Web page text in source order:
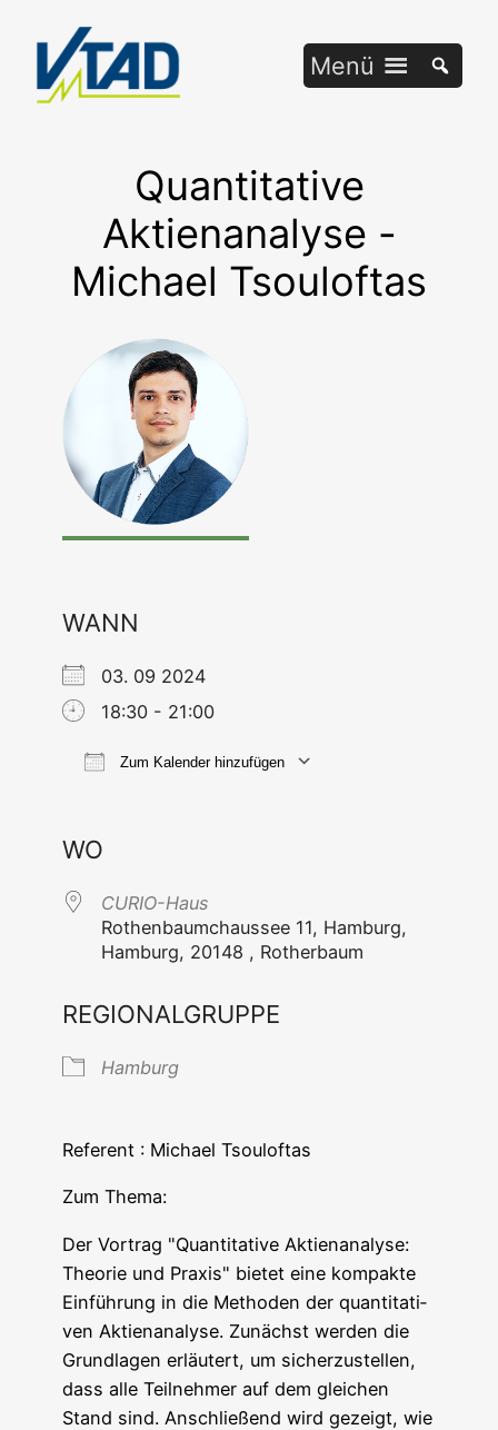
springen
Menü
Quantitative
Aktienanalyse -
Michael Tsouloftas
WANN
03. 09 2024
18:30 - 21:00
Zum Kalender hinzufügen
WO
CURIO-Haus
Rothen­baum­chaus­see 11, Ham­burg,
Ham­burg, 20148 , Rotherbaum
REGIONALGRUPPE
Ham­burg
Refe­rent : Micha­el Tsouloftas
Zum The­ma:
Der Vor­trag "Quan­ti­ta­ti­ve Akti­en­ana­ly­se:
Theo­rie und Pra­xis" bie­tet eine kom­pak­te
Ein­füh­rung in die Metho­den der quan­ti­ta­ti­
ven Akti­en­ana­ly­se. Zunächst wer­den die
Grund­la­gen erläu­tert, um sicher­zu­stel­len,
dass alle Teil­neh­mer auf dem glei­chen
Stand sind. Anschlie­ßend wird gezeigt, wie